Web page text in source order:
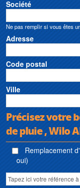
Société
Ne pas remplir si vous êtes
Adresse
Code postal
Ville
Précisez votre
de pluie , Wilo
Remplacement
oui)